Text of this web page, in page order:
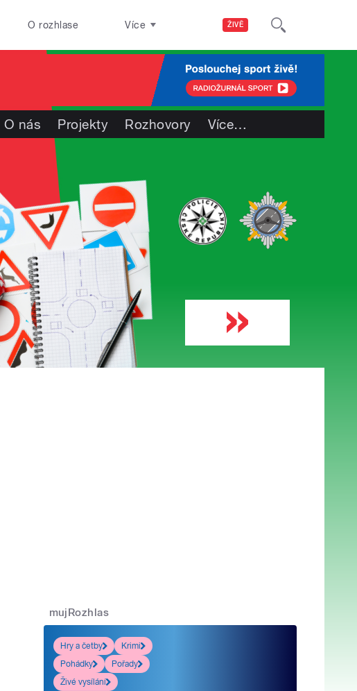
ŽIVĚ
O rozhlase Více
O nás Projekty Rozhovory Více…
mujRozhlas
Hry a četby
Krimi
Pohádky
Pořady
Živé vysílání